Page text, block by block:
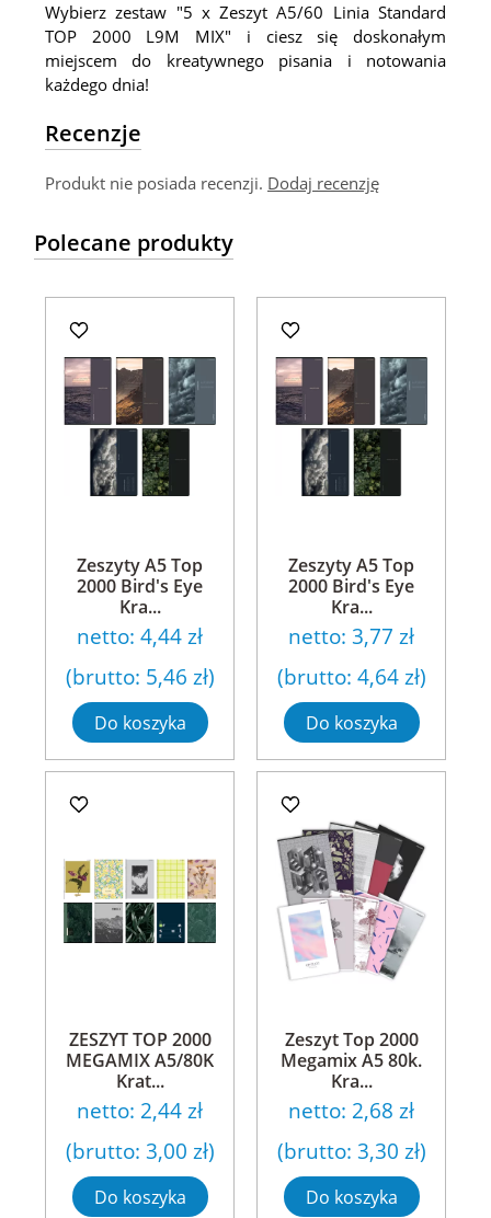
Wybierz zestaw "5 x Zeszyt A5/60 Linia Standard
TOP 2000 L9M MIX" i ciesz się doskonałym
miejscem do kreatywnego pisania i notowania
każdego dnia!
Recenzje
Produkt nie posiada recenzji. Dodaj recenzję
Polecane produkty
Zeszyty A5 Top
2000 Bird's Eye
Kra...
netto: 4,44 zł
(brutto: 5,46 zł)
Do koszyka
Zeszyty A5 Top
2000 Bird's Eye
Kra...
netto: 3,77 zł
(brutto: 4,64 zł)
Do koszyka
ZESZYT TOP 2000
MEGAMIX A5/80K
Krat...
netto: 2,44 zł
(brutto: 3,00 zł)
Do koszyka
Zeszyt Top 2000
Megamix A5 80k.
Kra...
netto: 2,68 zł
(brutto: 3,30 zł)
Do koszyka